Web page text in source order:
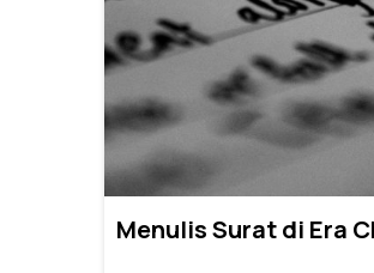
Menulis Surat di Era